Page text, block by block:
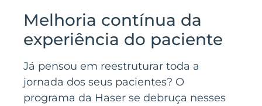
Melhoria contínua da
experiência do paciente
Já pensou em reestruturar toda a
jornada dos seus pacientes? O
programa da Haser se debruça nesses